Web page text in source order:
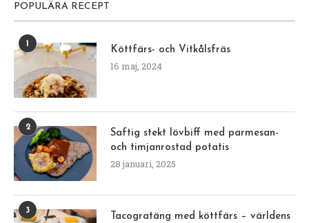
POPULÄRA RECEPT
1
Köttfärs- och Vitkålsfräs
16 maj, 2024
2
Saftig stekt lövbiff med parmesan-
och timjanrostad potatis
28 januari, 2025
3
Tacogratäng med köttfärs – världens